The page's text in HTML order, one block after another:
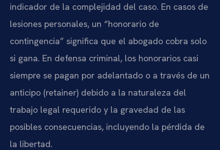
indicador de la complejidad del caso. En casos de
lesiones personales, un “honorario de
contingencia” significa que el abogado cobra solo
si gana. En defensa criminal, los honorarios casi
siempre se pagan por adelantado o a través de un
anticipo (retainer) debido a la naturaleza del
trabajo legal requerido y la gravedad de las
posibles consecuencias, incluyendo la pérdida de
la libertad.